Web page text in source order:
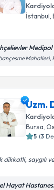
İstanbul ,
Mahallesi,
Uzm.
Bursa ,
5 (3
dikkatli, saygılı
Hayat